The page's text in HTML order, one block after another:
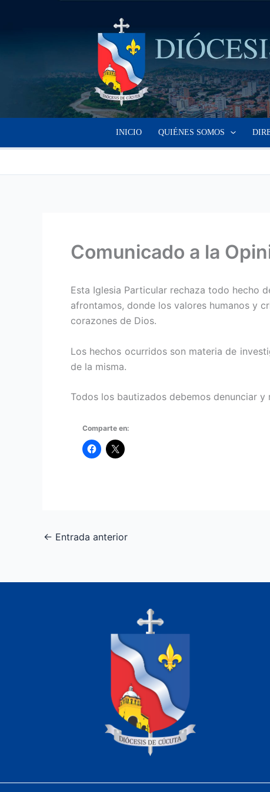
INICIO QUIÉNES SOMOS
Comunicado a la
Esta Iglesia Particular rechaza todo hecho
afrontamos, donde los valores humanos y
corazones de Dios.
Los hechos ocurridos son materia de
de la misma.
Todos los bautizados debemos denunciar
Comparte en:
← Entrada anterior